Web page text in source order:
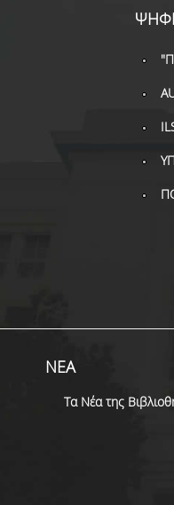
ΝΕΑ
Τα Νέα της